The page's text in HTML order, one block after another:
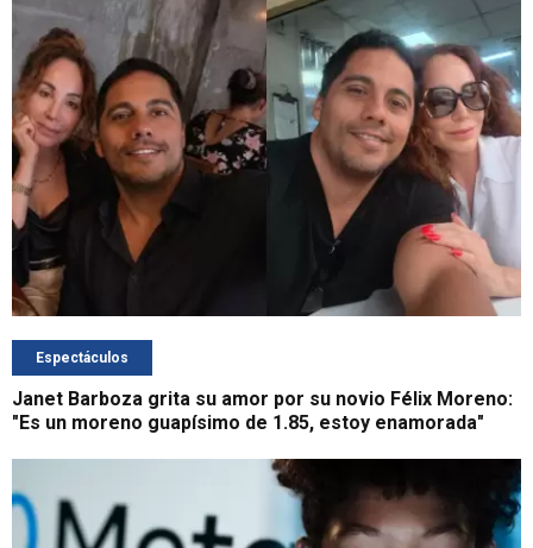
Espectáculos
Janet Barboza grita su amor por su novio Félix Moreno:
"Es un moreno guapísimo de 1.85, estoy enamorada"